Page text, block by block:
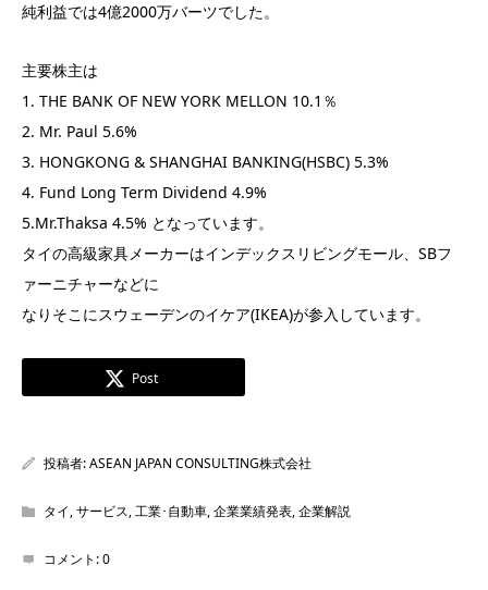
純利益では4億2000万バーツでした。
主要株主は
1. THE BANK OF NEW YORK MELLON 10.1％
2. Mr. Paul 5.6%
3. HONGKONG & SHANGHAI BANKING(HSBC) 5.3%
4. Fund Long Term Dividend 4.9%
5.Mr.Thaksa 4.5% となっています。
タイの高級家具メーカーはインデックスリビングモール、SBフ
ァーニチャーなどに
なりそこにスウェーデンのイケア(IKEA)が参入しています。
Post
投稿者:ASEAN JAPAN CONSULTING株式会社
タイ,サービス,工業･自動車,企業業績発表,企業解説
コメント:0